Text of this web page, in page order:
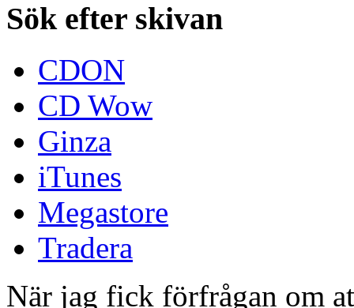
Sök efter skivan
CDON
CD Wow
Ginza
iTunes
Megastore
Tradera
När jag fick förfrågan om